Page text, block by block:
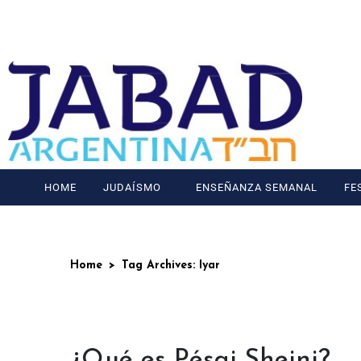
HOME JUDAÍSMO ENSEÑANZA SEMANAL
Home Tag Archives: Iyar